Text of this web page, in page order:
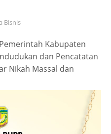
Bisnis
Kabupaten
dan Pencatatan
Nikah Massal dan